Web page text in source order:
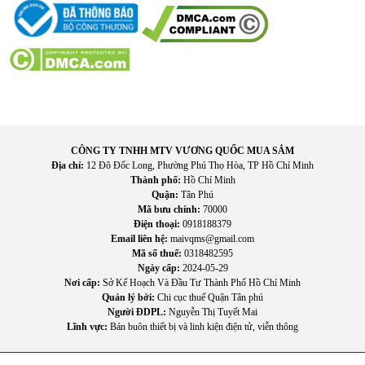
điện nhưng vẫn đảm bảo cảm giác mát mẻ.
Dễ dàng di chuyển
Với thiết kế gọn nhẹ, người dùng có thể dễ dàng di chuyển
CÔNG TY TNHH MTV VƯƠNG QUỐC MUA SẮM
Địa chỉ: 12 Đô Đốc Long, Phường Phú Thọ Hòa, TP Hồ Chí Minh
Thành phố: Hồ Chí Minh
Quận: Tân Phú
Mã bưu chính: 70000
Điện thoại: 0918188379
Email liên hệ: maivqms@gmail.com
Mã số thuế: 0318482595
Ngày cấp: 2024-05-29
Nơi cấp: Sở Kế Hoạch Và Đầu Tư Thành Phố Hồ Chí Minh
Quản lý bởi: Chi cục thuế Quận Tân phú
Người ĐDPL: Nguyễn Thị Tuyết Mai
Lĩnh vực: Bán buôn thiết bị và linh kiện điện tử, viễn thông